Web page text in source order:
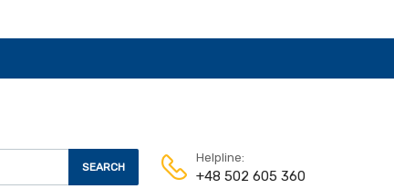
SEARCH
Helpline:
+48 502 605 360